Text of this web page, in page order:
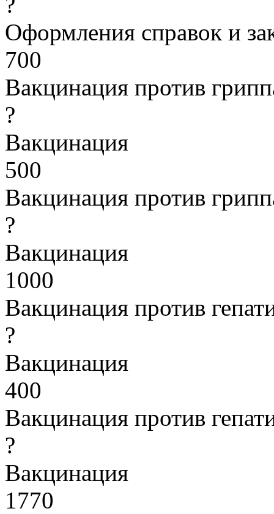
Оформления справок и
700
Вакцинация против
?
Вакцинация
500
Вакцинация против
?
Вакцинация
1000
Вакцинация против
?
Вакцинация
400
Вакцинация против
?
Вакцинация
1770